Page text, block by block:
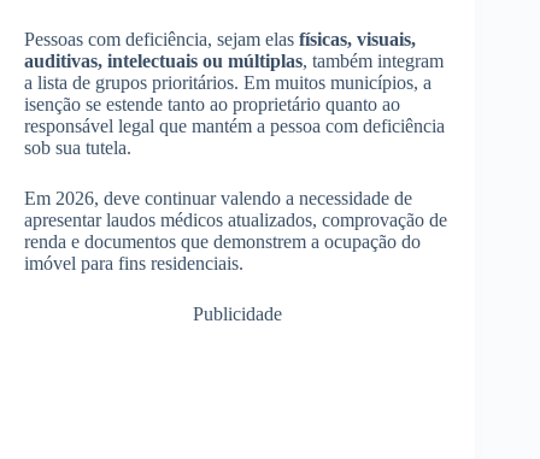
Pessoas com deficiência, sejam elas físicas, visuais,
auditivas, intelectuais ou múltiplas, também integram
a lista de grupos prioritários. Em muitos municípios, a
isenção se estende tanto ao proprietário quanto ao
responsável legal que mantém a pessoa com deficiência
sob sua tutela.
Em 2026, deve continuar valendo a necessidade de
apresentar laudos médicos atualizados, comprovação de
renda e documentos que demonstrem a ocupação do
imóvel para fins residenciais.
Publicidade